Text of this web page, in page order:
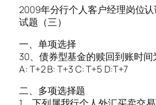
2009年分行个人客户经理岗位
试题（三）
一、单项选择
30、债券型基金的赎回到账时间
A: T+2 B: T+3 C: T+5 D:T+7
二、多项选择题